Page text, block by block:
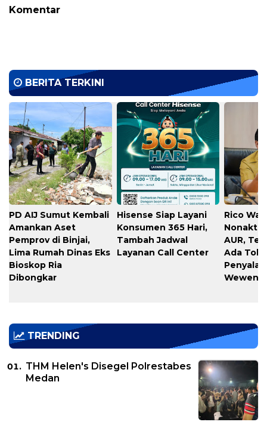
Komentar
BERITA TERKINI
PD AIJ Sumut Kembali
Amankan Aset
Pemprov di Binjai,
Lima Rumah Dinas Eks
Bioskop Ria
Dibongkar
Hisense Siap Layani
Konsumen 365 Hari,
Tambah Jadwal
Layanan Call Center
Rico
AUR,
Ada
TRENDING
THM Helen's Disegel Polrestabes
Medan